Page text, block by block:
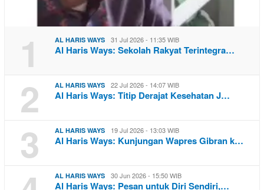
1 AL HARIS WAYS 31 Jul 2026 - 11:35 WIB
Al Haris Ways: Sekolah Rakyat Terintegra…
2 AL HARIS WAYS 22 Jul 2026 - 14:07 WIB
Al Haris Ways: Titip Derajat Kesehatan J…
3 AL HARIS WAYS 19 Jul 2026 - 13:03 WIB
Al Haris Ways: Kunjungan Wapres Gibran k…
AL HARIS WAYS 30 Jun 2026 - 15:50 WIB
Al Haris Ways: Pesan untuk Diri Sendiri,…